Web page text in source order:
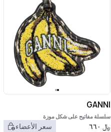
GANNI
سلسلة مفاتيح على شكل موزة
﷼ ٦٦٠ سعر الأعضاء